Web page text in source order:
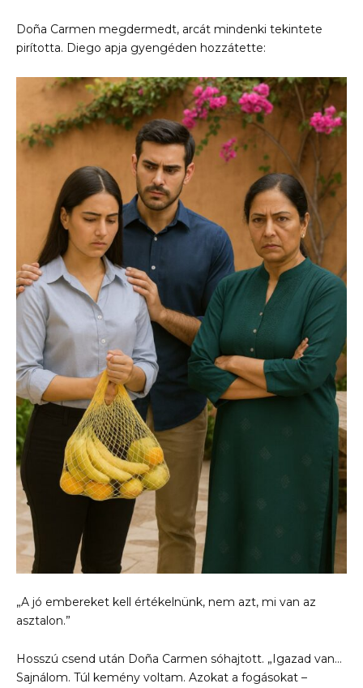
Doña Carmen megdermedt, arcát mindenki tekintete
pirította. Diego apja gyengéden hozzátette:
„A jó embereket kell értékelnünk, nem azt, mi van az
asztalon.”
Hosszú csend után Doña Carmen sóhajtott. „Igazad van…
Sajnálom. Túl kemény voltam. Azokat a fogásokat –